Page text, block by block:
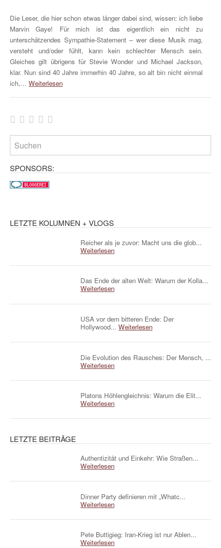
Die Leser, die hier schon etwas länger dabei sind, wissen: ich liebe
Marvin Gaye! Für mich ist das eigentlich ein nicht zu
unterschätzendes Sympathie-Statement – wer diese Musik mag,
versteht und/oder fühlt, kann kein schlechter Mensch sein.
Gleiches gilt übrigens für Stevie Wonder und Michael Jackson,
klar. Nun sind 40 Jahre immerhin 40 Jahre, so alt bin nicht einmal
ich,… Weiterlesen
SPONSORS:
LETZTE KOLUMNEN + VLOGS
Reicher als je zuvor: Macht uns die glob...
Weiterlesen
Das Ende der alten Welt: Warum der Kolla...
Weiterlesen
USA vor dem bitteren Ende: Der
Hollywood... Weiterlesen
Die Evolution des Rausches: Der Mensch, ...
Weiterlesen
Platons Höhlengleichnis: Warum die Elit...
Weiterlesen
LETZTE BEITRÄGE
Authentizität und Einkehr: Wie Straßen...
Weiterlesen
Dinner Party definieren mit „Whatc...
Weiterlesen
Pete Buttigieg: Iran-Krieg ist nur Ablen...
Weiterlesen